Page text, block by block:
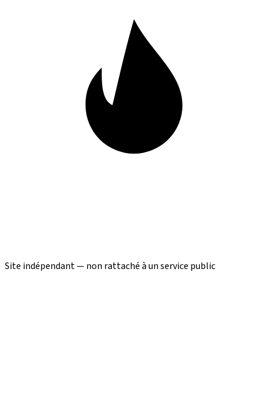
Site indépendant — non rattaché à un service public